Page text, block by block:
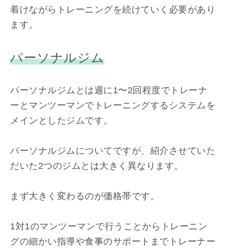
着けながらトレーニングを続けていく必要があり
ます。
パーソナルジム
パーソナルジムとは週に1〜2回程度でトレーナ
ーとマンツーマンでトレーニングするシステムを
メインとしたジムです。
パーソナルジムについてですが、紹介させていた
だいた2つのジムとは大きく異なります。
まず大きく変わるのが価格帯です。
1対1のマンツーマンで行うことからトレーニン
グの細かい指導や食事のサポートまでトレーナー